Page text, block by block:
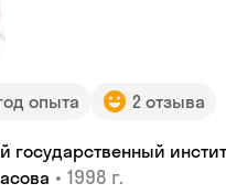
опыта 2 отзыва
государственный
• 1998 г.